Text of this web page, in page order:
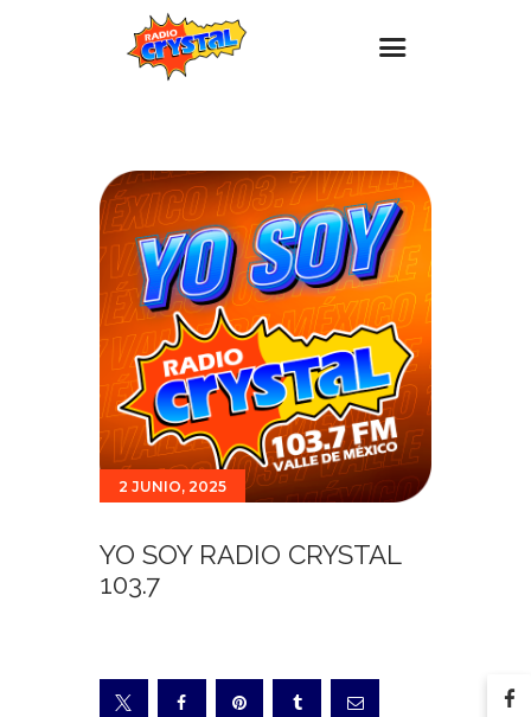
Estaciones
Eventos
Promociones
Noticias
Para ti
Contacto
2 JUNIO, 2025
YO SOY RADIO CRYSTAL
103.7